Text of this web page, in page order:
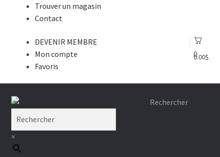
Trouver un magasin
Contact
0
0.00$
DEVENIR MEMBRE
Mon compte
Favoris
Aller
navigation
Aller
Rechercher
×